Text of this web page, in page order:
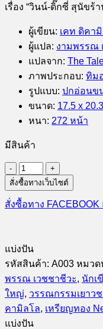
เรื่อง “วินน์-ดิ๊กซี่ สุนัขร้
ผู้เขียน: เคท ดิคา
ผู้แปล: งามพรรณ
แปลจาก: The
ภาพประกอบ: ทิม
รูปแบบ: ปกอ่อนข
ขนาด: 17.5 x
หนา: 272 หน้า
มีสินค้า
จำนวน
เดเปอ
โร
ใหญ่
จาก
ดวง
เล็ก
ชิ้น
สั่งซื้อทางเว็บไซต์
สั่งซื้อทาง FACEBOOK
แบ่งปัน
รหัสสินค้า: A003 หมวด
พรรณ เวชชาชีวะ, นักเ
ใหญ่, วรรณกรรมเยาว
คามิลโล, เหรียญทอง
แบ่งปัน